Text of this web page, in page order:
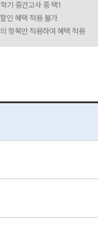
기 중간고사 중 택1
인 혜택 적용 불가
항목만 적용하여 혜택 적용